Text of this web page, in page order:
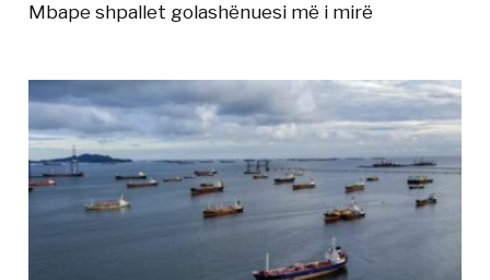
Mbape shpallet golashënuesi më i mirë